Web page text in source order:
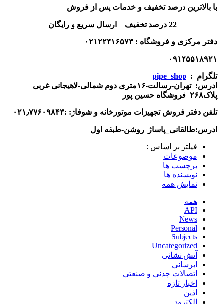
با بالاترین درصد تخفیف و خدمات پس از فروش
22 درصد تخفیف ارسال سریع و رایگان
دفتر مرکزی و فروشگاه : ۰۲۱۲۲۳۱۶۵۷۳
۰۹۱۲۵۵۱۸۹۲۱
تلگرام : pipe_shop
ادرس: تهران-رسالت-۱۶متری دوم شمالی-لاهیجانی غربی
پلاک۲۶۸ فروشگاه حسین پور
تلفن دفتر فروش تجهیزات موتورخانه و شوفاژ: :۰۲۱٫۷۷۶۰۹۸۴۳
ادرس:طالقانی_پاساژ روشن-طبقه اول
فیلتر بر اساس :
موضوعات
برچسب ها
نویسنده ها
نمایش همه
همه
API
News
Personal
Subjects
Uncategorized
آتش نشانی
ابرسانی
اتصالات چدنی و صنعتی
اخبار تازه
اذین
الکترود